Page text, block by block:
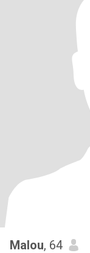
Malou, 64